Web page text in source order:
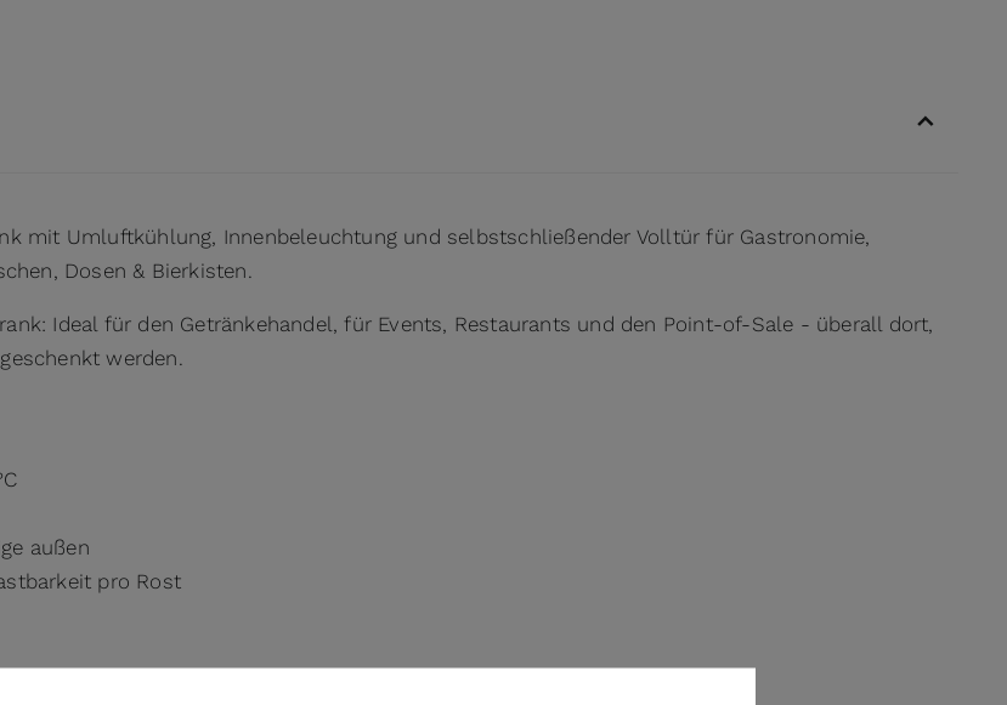
mit Umluftkühlung, Innenbeleuchtung und selbstschließender Volltür für Gastronomie,
Dosen & Bierkisten.
Ideal für den Getränkehandel, für Events, Restaurants und den Point-of-Sale - überall dort,
werden.
außen
pro Rost